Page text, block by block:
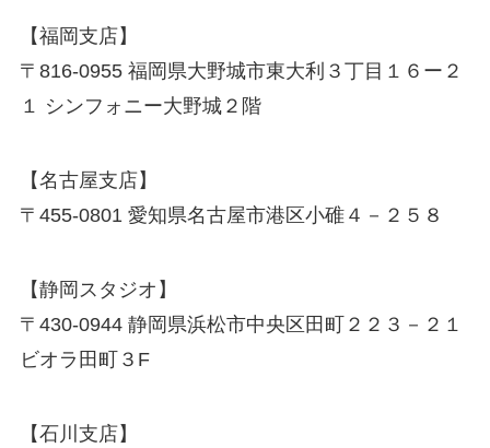
【福岡支店】
〒816-0955 福岡県大野城市東大利３丁目１６ー２
１ シンフォニー大野城２階
【名古屋支店】
〒455-0801 愛知県名古屋市港区小碓４－２５８
【静岡スタジオ】
〒430-0944 静岡県浜松市中央区田町２２３－２１
ビオラ田町３F
【石川支店】